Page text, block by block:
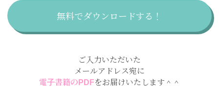
無料でダウンロードする！
ご入力いただいた
メールアドレス宛に
電子書籍のPDFをお届けいたします＾＾